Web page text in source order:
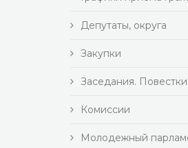
Депутаты, округа
Закупки
Заседания.
Комиссии
Молодежный